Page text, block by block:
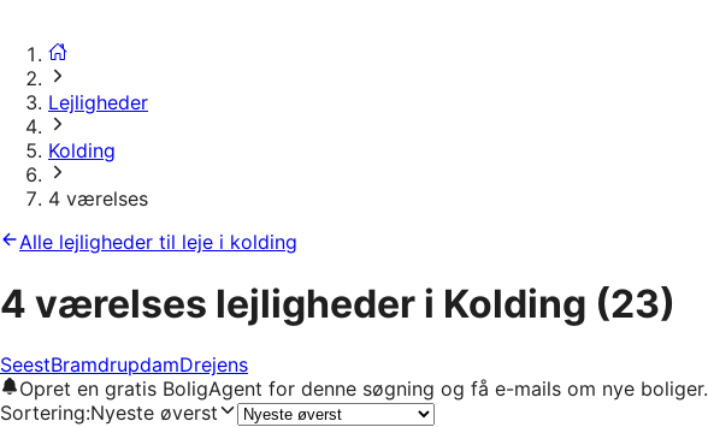
Lejligheder
Kolding
4 værelses
Alle lejligheder til leje i kolding
4 værelses lejligheder i Kolding (23)
SeestBramdrupdamDrejens
Opret en gratis BoligAgent for denne søgning og få e-mails om nye boliger.
Sortering:Nyeste øverst